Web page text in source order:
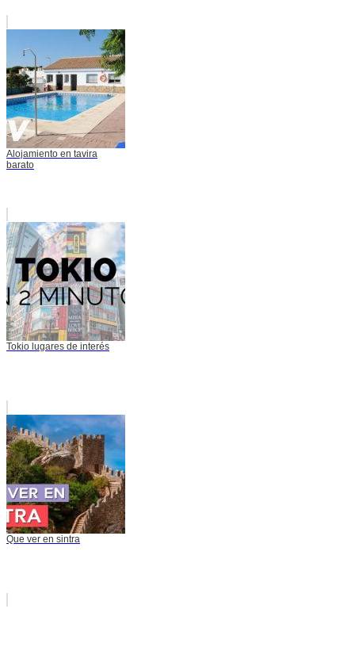
Alojamiento en tavira
barato
Tokio lugares de interés
Que ver en sintra